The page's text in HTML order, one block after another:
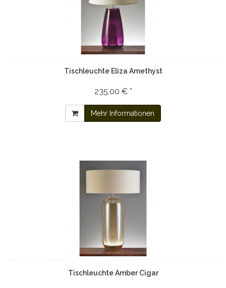
Tischleuchte Eliza Amethyst
235,00 € *
Mehr Informationen
Tischleuchte Amber Cigar